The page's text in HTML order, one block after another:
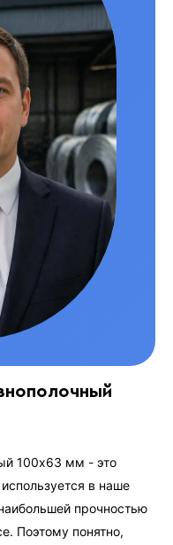
100х63 мм - это
в наше
прочностью
Поэтому понятно,